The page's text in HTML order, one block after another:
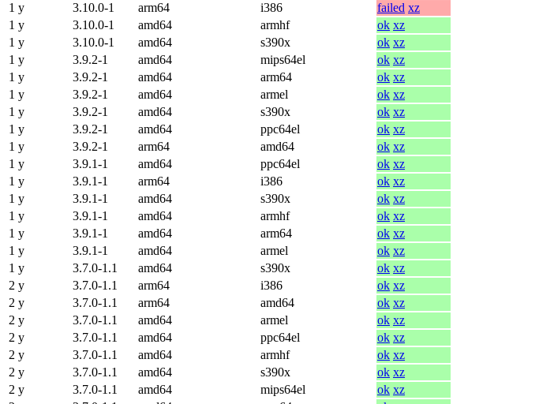
1 y
3.10.0-1 arm64 i386 failed xz
1 y
3.10.0-1 amd64 armhf ok xz
1 y
3.10.0-1 amd64 s390x ok xz
1 y
3.9.2-1 amd64 mips64el ok xz
1 y
3.9.2-1 amd64 arm64 ok xz
1 y
3.9.2-1 amd64 armel ok xz
1 y
3.9.2-1 amd64 s390x ok xz
1 y
3.9.2-1 amd64 ppc64el ok xz
1 y
3.9.2-1 arm64 amd64 ok xz
1 y
3.9.1-1 amd64 ppc64el ok xz
1 y
3.9.1-1 arm64 i386 ok xz
1 y
3.9.1-1 amd64 s390x ok xz
1 y
3.9.1-1 amd64 armhf ok xz
1 y
3.9.1-1 amd64 arm64 ok xz
1 y
3.9.1-1 amd64 armel ok xz
1 y
3.7.0-1.1 amd64 s390x ok xz
2 y
3.7.0-1.1 arm64 i386 ok xz
2 y
3.7.0-1.1 arm64 amd64 ok xz
2 y
3.7.0-1.1 amd64 armel ok xz
2 y
3.7.0-1.1 amd64 ppc64el ok xz
2 y
3.7.0-1.1 amd64 armhf ok xz
2 y
3.7.0-1.1 amd64 s390x ok xz
2 y
3.7.0-1.1 amd64 mips64el ok xz